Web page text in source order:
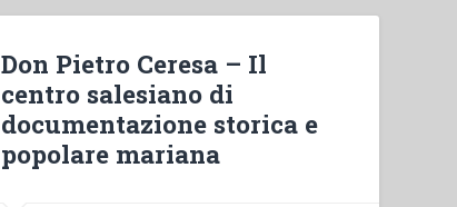
Don Pietro Ceresa – Il
centro salesiano di
documentazione storica e
popolare mariana